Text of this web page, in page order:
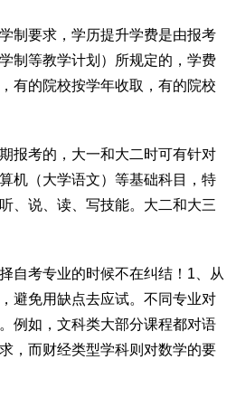
制要求，学历提升学费是由报考
制等教学计划）所规定的，学费
有的院校按学年收取，有的院校
报考的，大一和大二时可有针对
机（大学语文）等基础科目，特
、说、读、写技能。大二和大三
自考专业的时候不在纠结！1、从
避免用缺点去应试。不同专业对
例如，文科类大部分课程都对语
，而财经类型学科则对数学的要